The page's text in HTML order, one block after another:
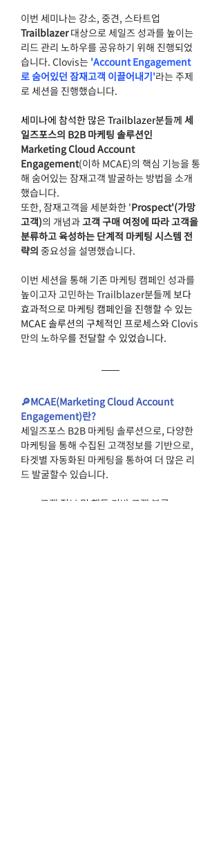
이번 세미나는 강소, 중견, 스타트업
Trailblazer 대상으로 세일즈 성과를 높이는
리드 관리 노하우를 공유하기 위해 진행되었
습니다. Clovis는 'Account Engagement
로 숨어있던 잠재고객 이끌어내기'라는 주제
로 세션을 진행했습니다.
세미나에 참석한 많은 Trailblazer분들께 세
일즈포스의 B2B 마케팅 솔루션인
Marketing Cloud Account
Engagement(이하 MCAE)의 핵심 기능을 통
해 숨어있는 잠재고객 발굴하는 방법을 소개
했습니다.
또한, 잠재고객을 세분화한 'Prospect'(가망
고객)의 개념과 고객 구매 여정에 따라 고객을
분류하고 육성하는 단계적 마케팅 시스템 전
략의 중요성을 설명했습니다.
이번 세션을 통해 기존 마케팅 캠페인 성과를
높이고자 고민하는 Trailblazer분들께 보다
효과적으로 마케팅 캠페인을 진행할 수 있는
MCAE 솔루션의 구체적인 프로세스와 Clovis
만의 노하우를 전달할 수 있었습니다.
🔎MCAE(Marketing Cloud Account
Engagement)란?
세일즈포스 B2B 마케팅 솔루션으로, 다양한
마케팅을 통해 수집된 고객정보를 기반으로,
타겟별 자동화된 마케팅을 통하여 더 많은 리
드 발굴할수 있습니다.
고객 정보 및 행동 기반 고객 분류